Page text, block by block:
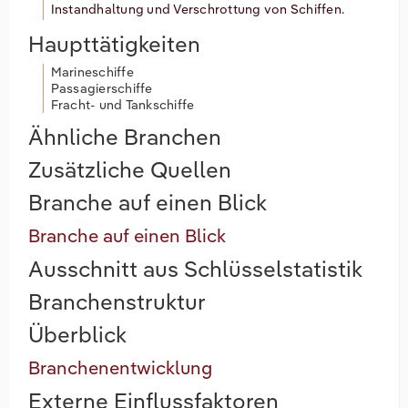
Instandhaltung und Verschrottung von Schiffen.
Haupttätigkeiten
Marineschiffe
Passagierschiffe
Fracht- und Tankschiffe
Ähnliche Branchen
Zusätzliche Quellen
Branche auf einen Blick
Branche auf einen Blick
Ausschnitt aus Schlüsselstatistik
Branchenstruktur
Überblick
Branchenentwicklung
Externe Einflussfaktoren